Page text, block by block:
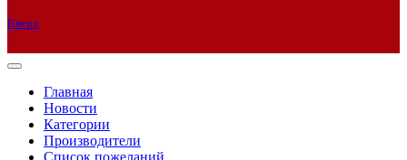
Вверх
Главная
Новости
Категории
Производители
Список пожеланий